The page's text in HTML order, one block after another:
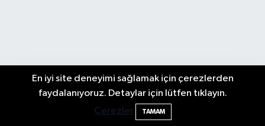
En iyi site deneyimi sağlamak için çerezlerden
faydalanıyoruz. Detaylar için lütfen tıklayın.
Çerezler
TAMAM
22:47 Festivalde at yarışında kaza: 2 at öldü, 1